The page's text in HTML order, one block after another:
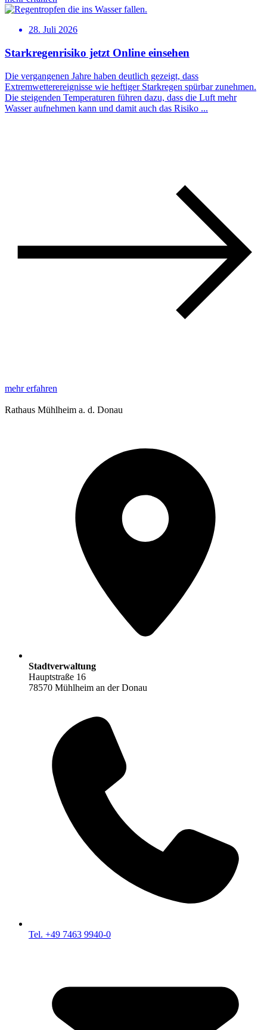
28. Juli 2026
Starkregenrisiko jetzt Online einsehen
Die vergangenen Jahre haben deutlich gezeigt, dass
Extremwetterereignisse wie heftiger Starkregen spürbar zunehmen.
Die steigenden Temperaturen führen dazu, dass die Luft mehr
Wasser aufnehmen kann und damit auch das Risiko ...
mehr erfahren
Rathaus Mühlheim a. d. Donau
Stadtverwaltung
Hauptstraße 16
78570 Mühlheim an der Donau
Tel. +49 7463 9940-0